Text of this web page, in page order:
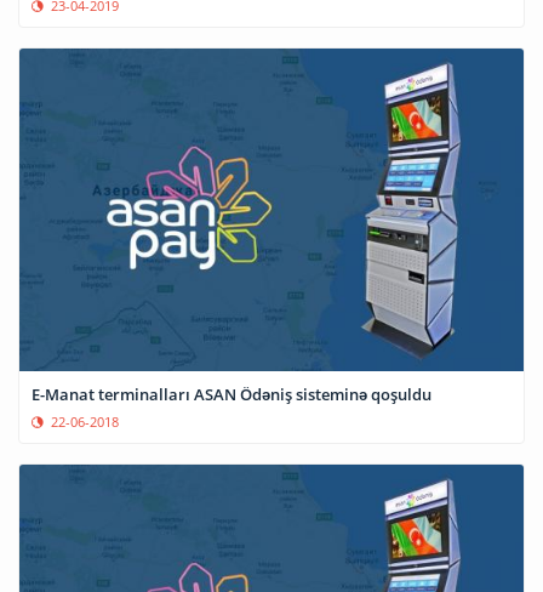
23-04-2019
E-Manat terminalları ASAN Ödəniş sisteminə qoşuldu
22-06-2018